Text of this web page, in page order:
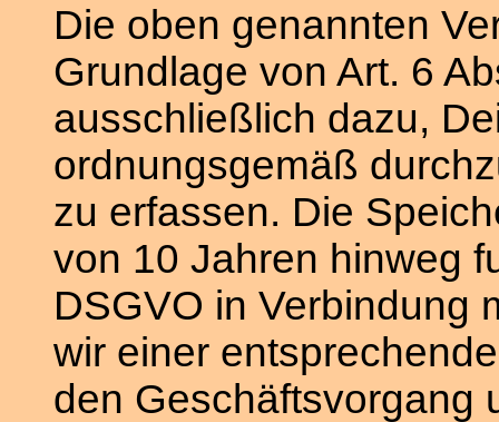
Die oben genannten
Grundlage von Art. 6
ausschließlich dazu,
ordnungsgemäß
zu erfassen. Die
von 10 Jahren hinweg
DSGVO in Verbindung
wir einer
den Geschäftsvorgang